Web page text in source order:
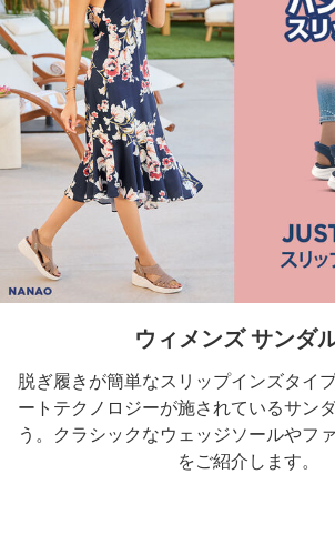
ウィメンズ サンダ
脱ぎ履きが簡単なスリップインズタイ
ートテクノロジーが施されているサン
う。クラシックなウェッジソールやフ
をご紹介します。